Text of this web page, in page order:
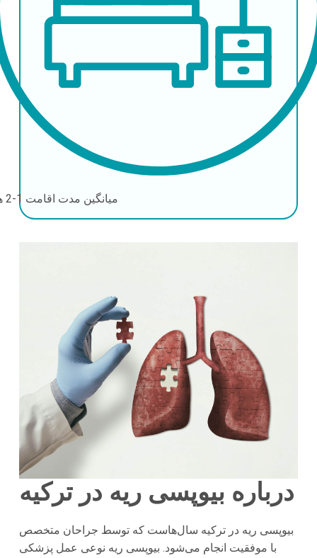
میانگین مدت اقامت 1-2 هفته
درباره بیوپسی ریه در ترکیه
بیوپسی ریه در ترکیه سال‌هاست که توسط جراحان متخصص
با موفقیت انجام می‌شود. بیوپسی ریه نوعی عمل پزشکی